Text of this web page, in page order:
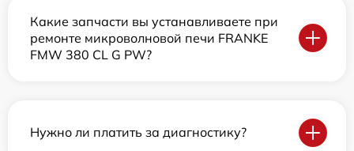
Какие запчасти вы устанавливаете при
ремонте микроволновой печи FRANKE
FMW 380 CL G PW?
Нужно ли платить за диагностику?